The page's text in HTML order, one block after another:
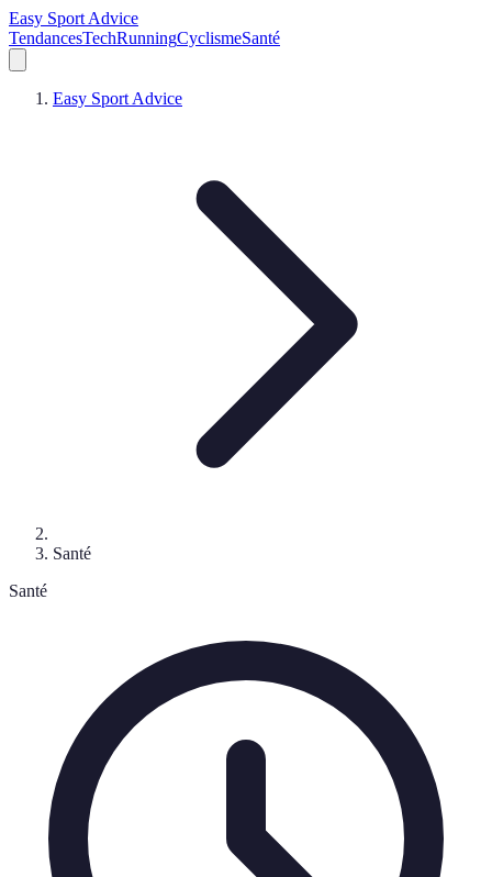
Easy Sport Advice
TendancesTechRunningCyclismeSanté
Easy Sport Advice
Santé
Santé